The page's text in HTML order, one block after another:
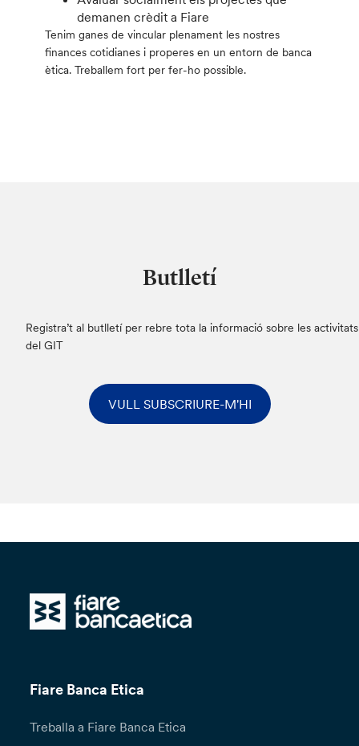
demanen crèdit a Fiare
Tenim ganes de vincular plenament les nostres
finances cotidianes i properes en un entorn de banca
ètica. Treballem fort per fer-ho possible.
Butlletí
Registra’t al butlletí per rebre tota la informació sobre les activitats
del GIT
VULL SUBSCRIURE-M'HI
Fiare Banca Etica
Treballa a Fiare Banca Etica